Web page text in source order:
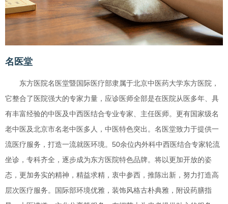
名医堂
东方医院名医堂暨国际医疗部隶属于北京中医药大学东方医院，
它整合了医院强大的专家力量，应诊医师全部是在医院从医多年、具
有丰富经验的中医及中西医结合专业专家、主任医师。更有国家级名
老中医及北京市名老中医多人，中医特色突出。名医堂致力于提供一
流医疗服务，打造一流就医环境。50余位内外科中西医结合专家轮流
坐诊，专科齐全，逐步成为东方医院特色品牌。将以更加开放的姿
态，更加务实的精神，精益求精，衷中参西，推陈出新，努力打造高
层次医疗服务。国际部环境优雅，装饰风格古朴典雅，附设药膳指